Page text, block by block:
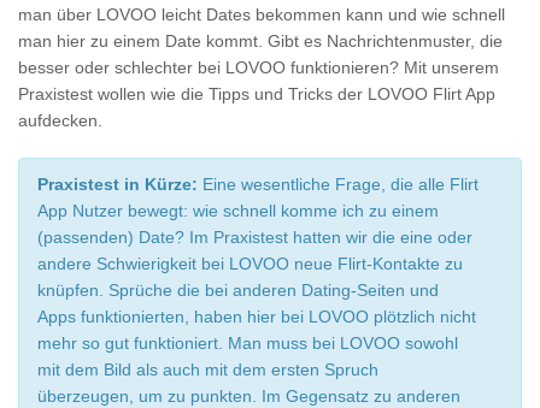
man über LOVOO leicht Dates bekommen kann und wie schnell
man hier zu einem Date kommt. Gibt es Nachrichtenmuster, die
besser oder schlechter bei LOVOO funktionieren? Mit unserem
Praxistest wollen wie die Tipps und Tricks der LOVOO Flirt App
aufdecken.
Praxistest in Kürze: Eine wesentliche Frage, die alle Flirt
App Nutzer bewegt: wie schnell komme ich zu einem
(passenden) Date? Im Praxistest hatten wir die eine oder
andere Schwierigkeit bei LOVOO neue Flirt-Kontakte zu
knüpfen. Sprüche die bei anderen Dating-Seiten und
Apps funktionierten, haben hier bei LOVOO plötzlich nicht
mehr so gut funktioniert. Man muss bei LOVOO sowohl
mit dem Bild als auch mit dem ersten Spruch
überzeugen, um zu punkten. Im Gegensatz zu anderen